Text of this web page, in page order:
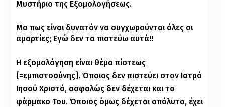
Μυστήριο της Εξομολογήσεως.
Μα πως είναι δυνατόν να συγχωρούνται όλες οι
αμαρτίες; Εγώ δεν τα πιστεύω αυτά!!
Η εξομολόγηση είναι θέμα πίστεως
[=εμπιστοσύνης]. Όποιος δεν πιστεύει στον Ιατρό
Ιησού Χριστό, ασφαλώς δεν δέχεται και το
φάρμακο Του. Όποιος όμως δέχεται απόλυτα, έχει